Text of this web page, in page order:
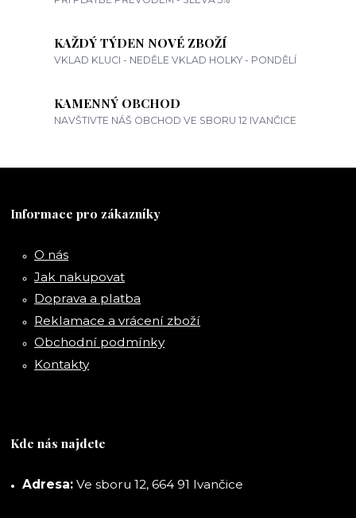
KAŽDÝ TÝDEN NOVÉ ZBOŽÍ
VKLAD KLUCI - NEDĚLE VKLAD HOLKY - PONDĚLÍ
KAMENNÝ OBCHOD
NAVŠTIVTE NÁŠ OBCHOD VE SBORU 12 IVANČICE
Informace pro zákazníky
O nás
Jak nakupovat
Doprava a platba
Reklamace a vrácení zboží
Obchodní podmínky
Kontakty
Kde nás najdete
Adresa: Ve sboru 12, 664 91 Ivančice